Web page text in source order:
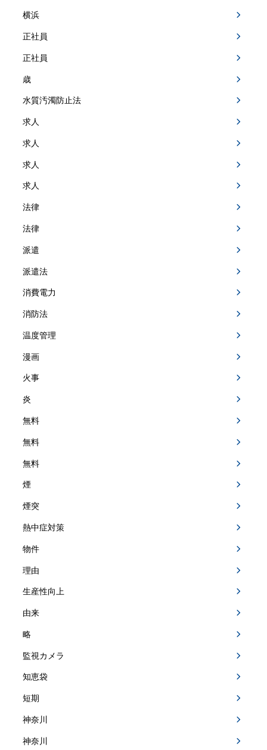
横浜
正社員
正社員
歳
水質汚濁防止法
求人
求人
求人
求人
法律
法律
派遣
派遣法
消費電力
消防法
温度管理
漫画
火事
炎
無料
無料
無料
煙
煙突
熱中症対策
物件
理由
生産性向上
由来
略
監視カメラ
知恵袋
短期
神奈川
神奈川